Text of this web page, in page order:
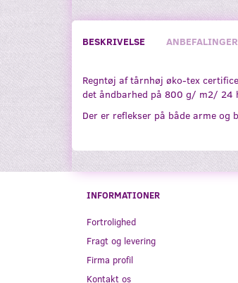
BESKRIVELSE ANBEFALINGER
Regntøj af tårnhøj øko-tex
det åndbarhed på 800 g/ m2/ 24
Der er reflekser på både arme og
INFORMATIONER
Fortrolighed
Fragt og levering
Firma profil
Kontakt os